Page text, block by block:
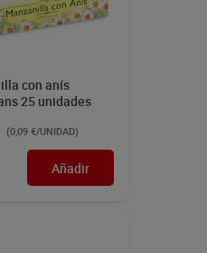
con anís
25 unidades
(0,09 €/UNIDAD)
Añadir